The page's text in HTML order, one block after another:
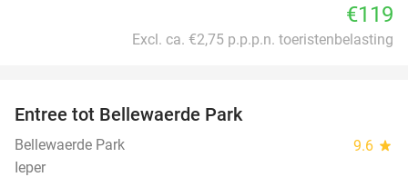
€119
Excl. ca. €2,75 p.p.p.n. toeristenbelasting
Entree tot Bellewaerde Park
Bellewaerde Park 9.6 star
Ieper